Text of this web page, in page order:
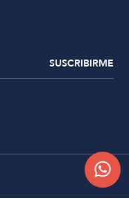
SUSCRIBIRME